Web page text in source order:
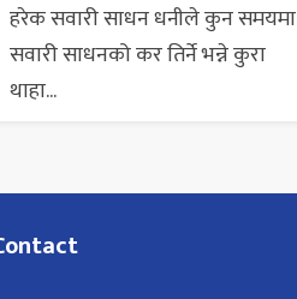
हरेक सवारी साधन धनीले कुन समयमा
सवारी साधनको कर तिर्ने भन्ने कुरा
थाहा...